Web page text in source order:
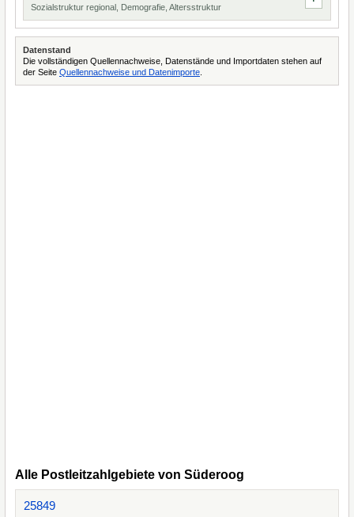
Sozialstruktur regional, Demografie, Altersstruktur
Datenstand
Die vollständigen Quellennachweise, Datenstände und Importdaten stehen auf
der Seite Quellennachweise und Datenimporte
Alle Postleitzahlgebiete von Süderoog
25849